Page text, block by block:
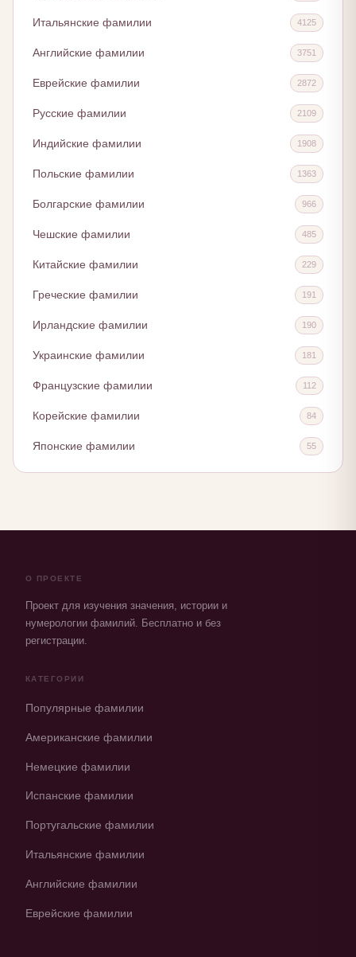
Итальянские фамилии 4125
Английские фамилии 3751
Еврейские фамилии 2872
Русские фамилии 2109
Индийские фамилии 1908
Польские фамилии 1363
Болгарские фамилии 966
Чешские фамилии 485
Китайские фамилии 229
Греческие фамилии 191
Ирландские фамилии 190
Украинские фамилии 181
Французские фамилии 112
Корейские фамилии 84
Японские фамилии 55
О ПРОЕКТЕ
Проект для изучения значения, истории и
нумерологии фамилий. Бесплатно и без
регистрации.
КАТЕГОРИИ
Популярные фамилии
Американские фамилии
Немецкие фамилии
Испанские фамилии
Португальские фамилии
Итальянские фамилии
Английские фамилии
Еврейские фамилии